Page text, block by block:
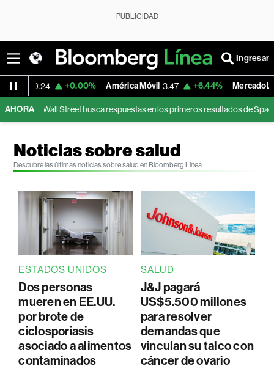
PUBLICIDAD
Ingresar
América Móvil 3.47 +6.44% MercadoLibre 1,900.47
AHORAbusca respuestas en los primeros resultados de SpaceX desde su
Noticias sobre salud
Descubre las últimas noticias sobre salud en Bloomberg Línea
ESTADOS UNIDOS
Dos personas
mueren en EE.UU.
por brote de
ciclosporiasis
asociado a alimentos
contaminados
SALUD
J&J pagará
US$5.500 millones
para resolver
demandas que
vinculan su talco con
cáncer de ovario